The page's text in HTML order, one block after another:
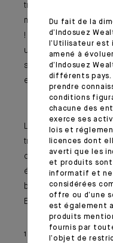
trimestre, le marché
meilleure année en
! La baisse des taux,
un catalyseur
semble pleinement
en douceur de
La vie des marchés
tranquille et nous
ce que nous avons
équilibriste ». Des
bourse au grès des
Et si, finalement, tout
1 - Performance du S&P 500
Du fait de la
d’Indosuez
l’Utilisateur est
amené à
d’Indosuez
différents pays.
prendre
conditions
chacune des
exerce ses
lois et
licences dont
averti que les
et produits
informatif et ne
considérées
offre ou d’une
est également
produits
fournis par
l’objet de